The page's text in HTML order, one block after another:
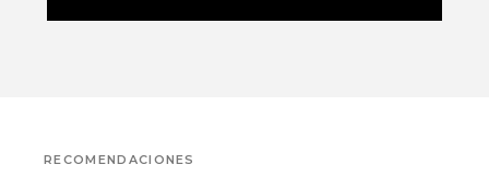
RECOMENDACIONES